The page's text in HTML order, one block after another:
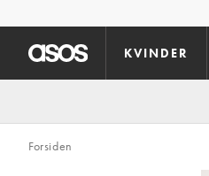
KVINDER
Forsiden